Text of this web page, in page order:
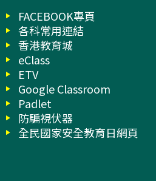
FACEBOOK專頁
各科常用連結
香港教育城
eClass
ETV
Google Classroom
Padlet
防騙視伏器
全民國家安全教育日網頁